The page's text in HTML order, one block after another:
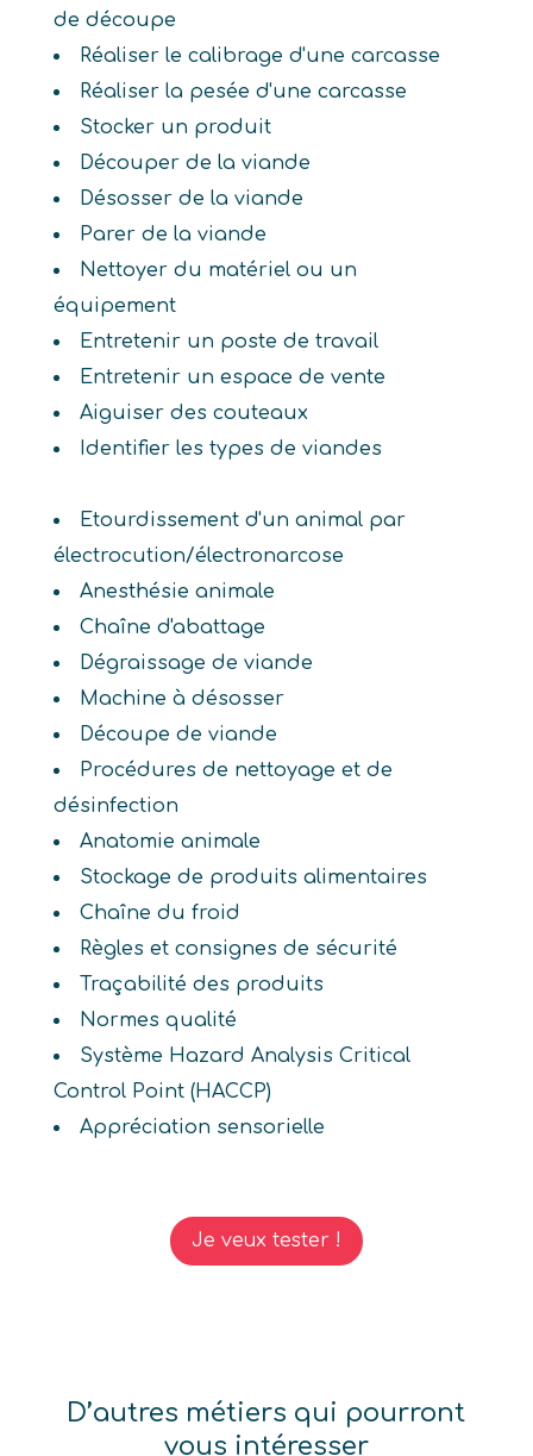
de découpe
Réaliser le calibrage d'une carcasse
Réaliser la pesée d'une carcasse
Stocker un produit
Découper de la viande
Désosser de la viande
Parer de la viande
Nettoyer du matériel ou un
équipement
Entretenir un poste de travail
Entretenir un espace de vente
Aiguiser des couteaux
Identifier les types de viandes
Etourdissement d'un animal par
électrocution/électronarcose
Anesthésie animale
Chaîne d'abattage
Dégraissage de viande
Machine à désosser
Découpe de viande
Procédures de nettoyage et de
désinfection
Anatomie animale
Stockage de produits alimentaires
Chaîne du froid
Règles et consignes de sécurité
Traçabilité des produits
Normes qualité
Système Hazard Analysis Critical
Control Point (HACCP)
Appréciation sensorielle
Je veux tester !
D’autres métiers qui pourront
vous intéresser